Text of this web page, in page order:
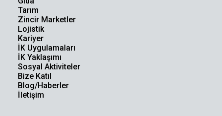
Tarım
Zincir Marketler
Lojistik
Kariyer
İK Uygulamaları
İK Yaklaşımı
Sosyal Aktiviteler
Bize Katıl
Blog/Haberler
İletişim